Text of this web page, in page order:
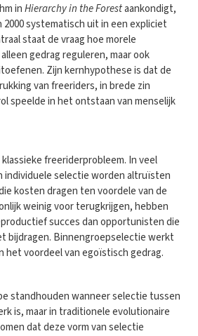
inHierarchy in the Forestaankondigt,
systematisch uit in een expliciet
staat de vraag hoe morele
gedrag reguleren, maar ook
Zijn kernhypothese is dat de
van freeriders, in brede zin
speelde in het ontstaan van menselijk
freeriderprobleem. In veel
individuele selectie worden altruïsten
kosten dragen ten voordele van de
weinig voor terugkrijgen, hebben
succes dan opportunisten die
bijdragen. Binnengroepselectie werkt
het voordeel van egoïstisch gedrag.
standhouden wanneer selectie tussen
is, maar in traditionele evolutionaire
dat deze vorm van selectie